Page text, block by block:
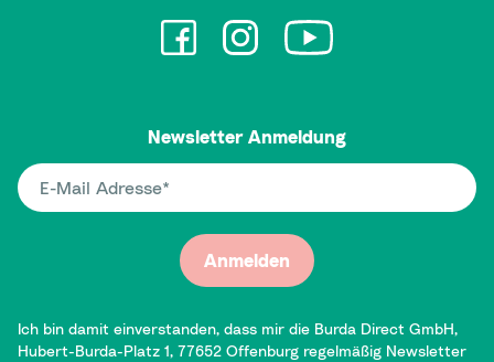
Newsletter Anmeldung
E-Mail Adresse
Anmelden
Ich bin damit einverstanden, dass mir die Burda Direct GmbH,
Hubert-Burda-Platz 1, 77652 Offenburg regelmäßig Newsletter